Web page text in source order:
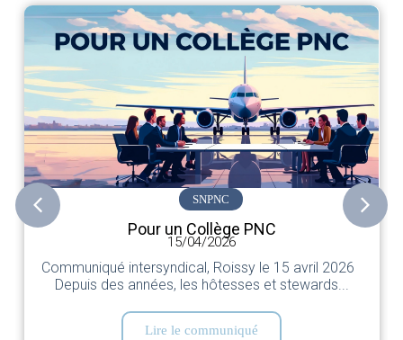
SNPNC
Pour un Collège PNC
15/04/2026
Communiqué intersyndical, Roissy le 15 avril 2026
Depuis des années, les hôtesses et stewards...
Lire le communiqué